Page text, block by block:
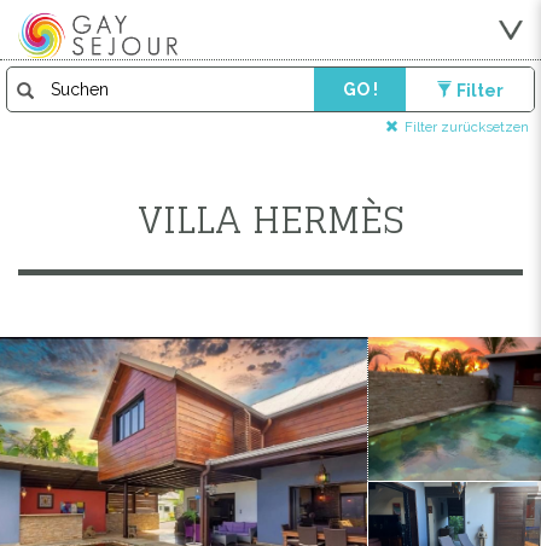
GO ! Filter
Filter zurücksetzen
VILLA HERMÈS